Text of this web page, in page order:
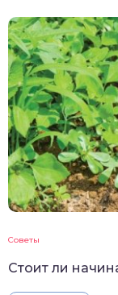
Советы
Стоит ли